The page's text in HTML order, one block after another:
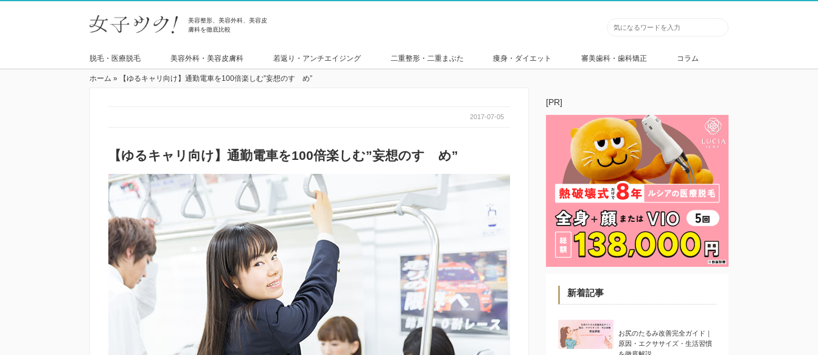
美容整形、美容外科、美容皮
膚科を徹底比較
脱毛・医療脱毛 美容外科・美容皮膚科 若返り・アンチエイジング 二重整形・二重まぶた 痩身・ダイエット 審美歯科・歯科矯正 コラム
ホーム » 【ゆるキャリ向け】通勤電車を100倍楽しむ”妄想のすゝめ”
2017-07-05
【ゆるキャリ向け】通勤電車を100倍楽しむ”妄想のすゝめ”
[PR]
新着記事
お尻のたるみ改善完全ガイド｜
原因・エクササイズ・生活習慣